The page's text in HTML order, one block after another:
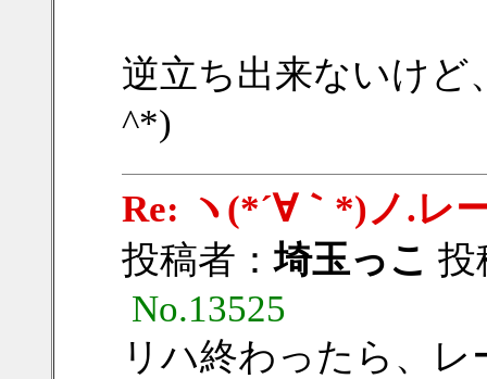
逆立ち出来ないけど
^*)
Re: ヽ(*´∀｀*)ノ.レ
投稿者：埼玉っこ 投
No.13525
リハ終わったら、